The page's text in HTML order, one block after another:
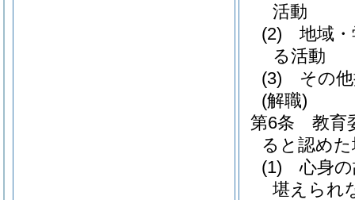
活動
(2)
地域
る活動
(3)
その
(解職)
第6条
教育
ると認め
(1)
心身
堪えられ